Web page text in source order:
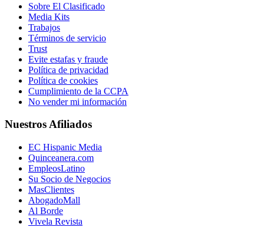
Sobre El Clasificado
Media Kits
Trabajos
Términos de servicio
Trust
Evite estafas y fraude
Política de privacidad
Política de cookies
Cumplimiento de la CCPA
No vender mi información
Nuestros Afiliados
EC Hispanic Media
Quinceanera.com
EmpleosLatino
Su Socio de Negocios
MasClientes
AbogadoMall
Al Borde
Vivela Revista